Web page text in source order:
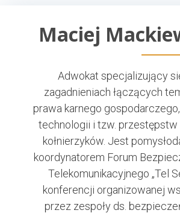
Maciej
Adwokat specjalizujący
zagadnieniach łączących
prawa karnego
technologii i tzw. przestępstw
kołnierzyków. Jest
koordynatorem Forum
Telekomunikacyjnego „Tel
konferencji organizowanej
przez zespoły ds.